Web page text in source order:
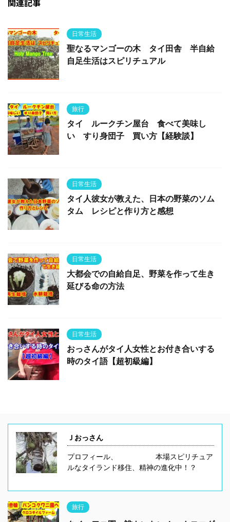
関連記事
日常生活
聖なるマンゴーの木 タイ田舎 半自給
自足生活はスピリチュアル
旅行
タイ ルークチン屋台 食べて美味し
い すり身団子 買い方【経験談】
日常生活
タイ人彼女が教えた、日本の野菜のソム
タム レシピと作り方と感想
日常生活
大都会での自給自足、野菜を作って生き
延びる命の方法
日常生活
おっさんがタイ人女性とお付き合いする
時のタイ語【超初級編】
Ｊおっさん
プロフィール、 本場スピリチュア
ルなタイランド移住、精神の進化中！？
旅行